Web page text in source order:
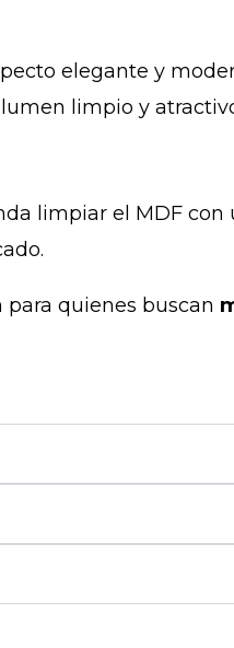
elegante y
limpio y
limpiar el MDF con
para quienes buscan